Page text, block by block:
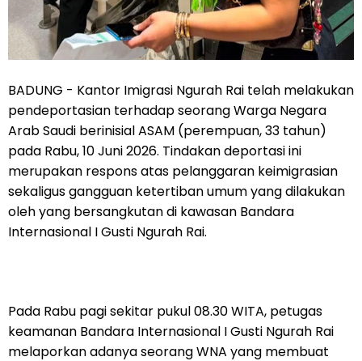
BADUNG - Kantor Imigrasi Ngurah Rai telah melakukan
pendeportasian terhadap seorang Warga Negara
Arab Saudi berinisial ASAM (perempuan, 33 tahun)
pada Rabu, 10 Juni 2026. Tindakan deportasi ini
merupakan respons atas pelanggaran keimigrasian
sekaligus gangguan ketertiban umum yang dilakukan
oleh yang bersangkutan di kawasan Bandara
Internasional I Gusti Ngurah Rai.
Pada Rabu pagi sekitar pukul 08.30 WITA, petugas
keamanan Bandara Internasional I Gusti Ngurah Rai
melaporkan adanya seorang WNA yang membuat